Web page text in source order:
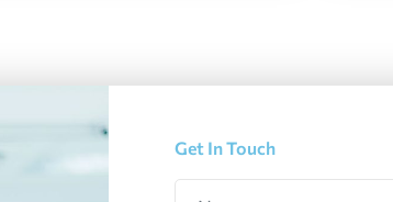
Get In Touch